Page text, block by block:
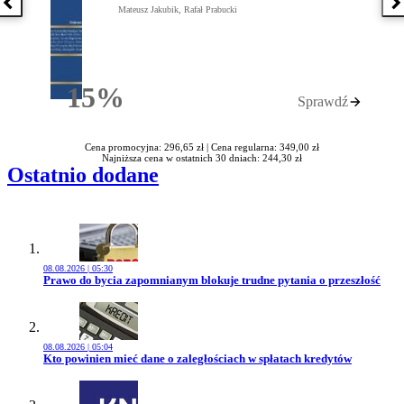
Poprzednia książka
15%Rabatu
Mateusz Jakubik, Rafał Prabucki
Sprawdź
Cena promocyjna: 296,65 zł | Cena regularna: 349,00 zł
Najniższa cena w ostatnich 30 dniach: 244,30 zł
Ostatnio dodane
08.08.2026 | 05:30
Przejdź do artykułu:
Prawo do bycia zapomnianym blokuje trudne pytania o przeszłość
08.08.2026 | 05:04
Przejdź do artykułu:
Kto powinien mieć dane o zaległościach w spłatach kredytów